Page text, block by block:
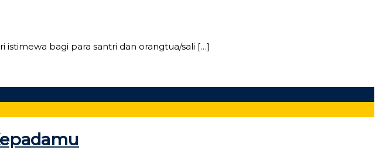
istimewa bagi para santri dan orangtua/sali […]